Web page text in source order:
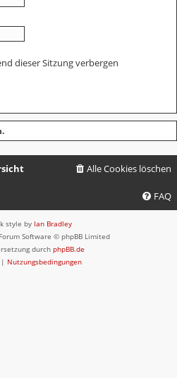
dieser Sitzung verbergen
Alle Cookies löschen
FAQ
style by Ian Bradley
Software © phpBB Limited
durch phpBB.de
| Nutzungsbedingungen